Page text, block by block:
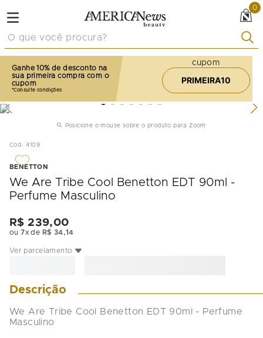
0
Ganhe 10% de desconto na
sua primeira compra com o
cupom
cupom
PRIMEIRA10
Posicione o mouse sobre o produto para Zoom
Cod. :4109
BENETTON
We Are Tribe Cool Benetton EDT 90ml -
Perfume Masculino
R$ 239,00
ou7x de R$ 34,14
Ver parcelamento
Descrição
We Are Tribe Cool Benetton EDT 90ml - Perfume
Masculino